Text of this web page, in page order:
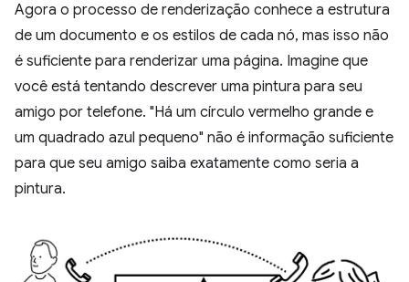
Agora o processo de renderização conhece a estrutura
de um documento e os estilos de cada nó, mas isso não
é suficiente para renderizar uma página. Imagine que
você está tentando descrever uma pintura para seu
amigo por telefone. "Há um círculo vermelho grande e
um quadrado azul pequeno" não é informação suficiente
para que seu amigo saiba exatamente como seria a
pintura.